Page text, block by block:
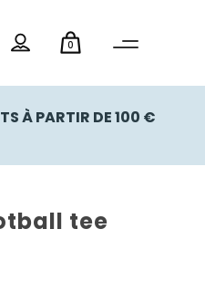
0
À PARTIR DE 100 €
tee